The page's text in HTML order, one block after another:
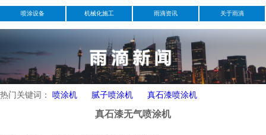
喷涂设备 机械化施工 雨滴资讯 关于雨滴
热门关键词： 喷涂机 腻子喷涂机 真石漆喷涂机
​真石漆无气喷涂机